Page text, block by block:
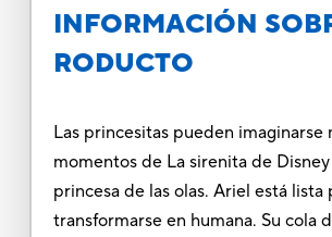
INFORMACIÓN
RODUCTO
Las princesitas pueden imaginarse
momentos de La sirenita de
princesa de las olas. Ariel está lista
transformarse en humana. Su cola